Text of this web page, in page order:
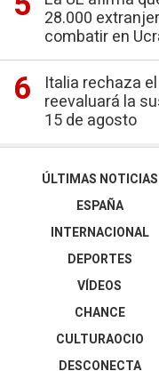
28.000
combatir en
Italia rechaza
reevaluará la
15 de agosto
ÚLTIMAS NOTICIAS
ESPAÑA
INTERNACIONAL
DEPORTES
VÍDEOS
CHANCE
CULTURAOCIO
DESCONECTA